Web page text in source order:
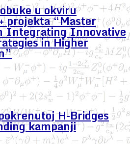
u okviru
projekta “Master
Integrating Innovative
in Higher
H-Bridges
kampanji